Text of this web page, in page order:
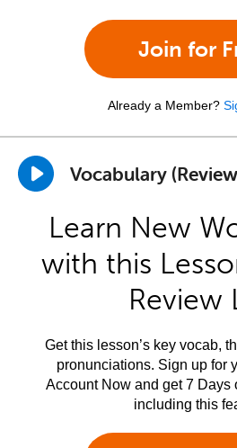
Join for
Already a Member?
Vocabulary
Learn New
with this
Review
Get this lesson’s key vocab,
pronunciations. Sign up for
Account Now and get 7 Days
including this